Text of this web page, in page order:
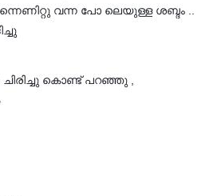
വന്ന പോ ലെയുള്ള ശബ്ദം ..
കൊണ്ട് പറഞ്ഞു ,